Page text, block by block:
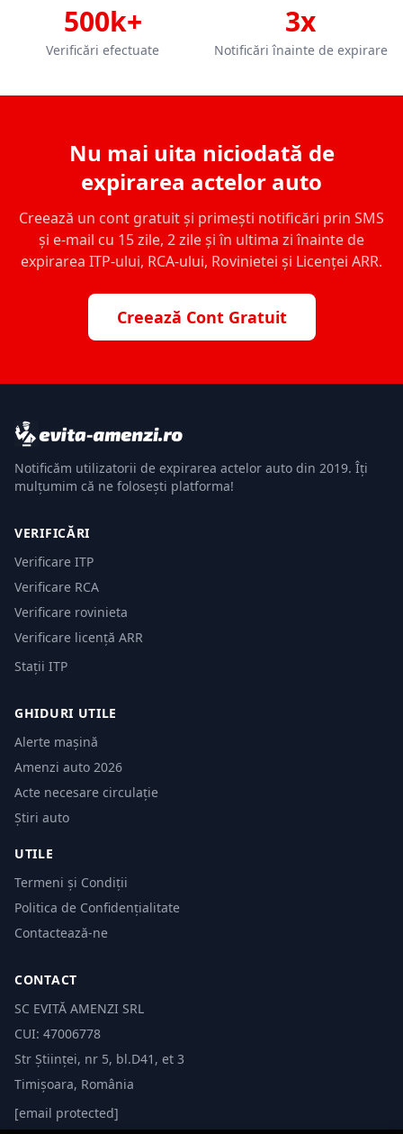
500k+
Verificări efectuate
3x
Notificări înainte de expirare
Nu mai uita niciodată de
expirarea actelor auto
Creează un cont gratuit și primești notificări prin SMS
și e-mail cu 15 zile, 2 zile și în ultima zi înainte de
expirarea ITP-ului, RCA-ului, Rovinietei și Licenței ARR.
Creează Cont Gratuit
Notificăm utilizatorii de expirarea actelor auto din 2019. Îți
mulțumim că ne folosești platforma!
VERIFICĂRI
Verificare ITP
Verificare RCA
Verificare rovinieta
Verificare licență ARR
Stații ITP
GHIDURI UTILE
Alerte mașină
Amenzi auto 2026
Acte necesare circulație
Știri auto
UTILE
Termeni și Condiții
Politica de Confidențialitate
Contactează-ne
CONTACT
SC EVITĂ AMENZI SRL
CUI: 47006778
Str Științei, nr 5, bl.D41, et 3
Timișoara, România
[email protected]